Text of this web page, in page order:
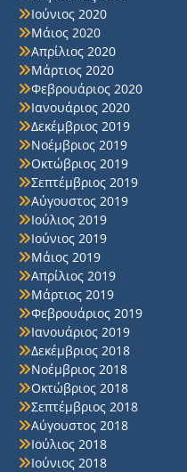
Ιούνιος 2020
Μάιος 2020
Απρίλιος 2020
Μάρτιος 2020
Φεβρουάριος 2020
Ιανουάριος 2020
Δεκέμβριος 2019
Νοέμβριος 2019
Οκτώβριος 2019
Σεπτέμβριος 2019
Αύγουστος 2019
Ιούλιος 2019
Ιούνιος 2019
Μάιος 2019
Απρίλιος 2019
Μάρτιος 2019
Φεβρουάριος 2019
Ιανουάριος 2019
Δεκέμβριος 2018
Νοέμβριος 2018
Οκτώβριος 2018
Σεπτέμβριος 2018
Αύγουστος 2018
Ιούλιος 2018
Ιούνιος 2018